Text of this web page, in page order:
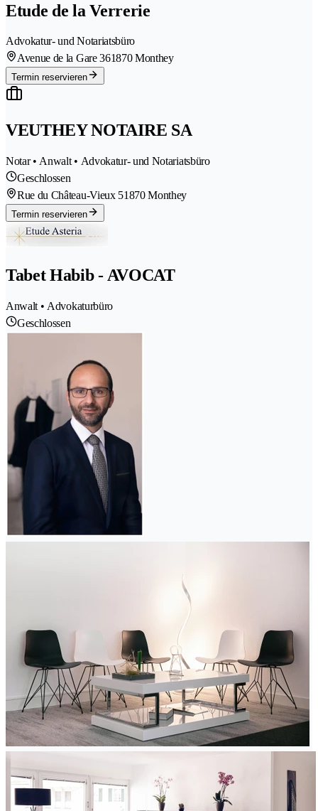
Etude de la Verrerie
Advokatur- und Notariatsbüro
Avenue de la Gare 361870 Monthey
Termin reservieren
VEUTHEY NOTAIRE SA
Notar • Anwalt • Advokatur- und Notariatsbüro
Geschlossen
Rue du Château-Vieux 51870 Monthey
Termin reservieren
Tabet Habib - AVOCAT
Anwalt • Advokaturbüro
Geschlossen